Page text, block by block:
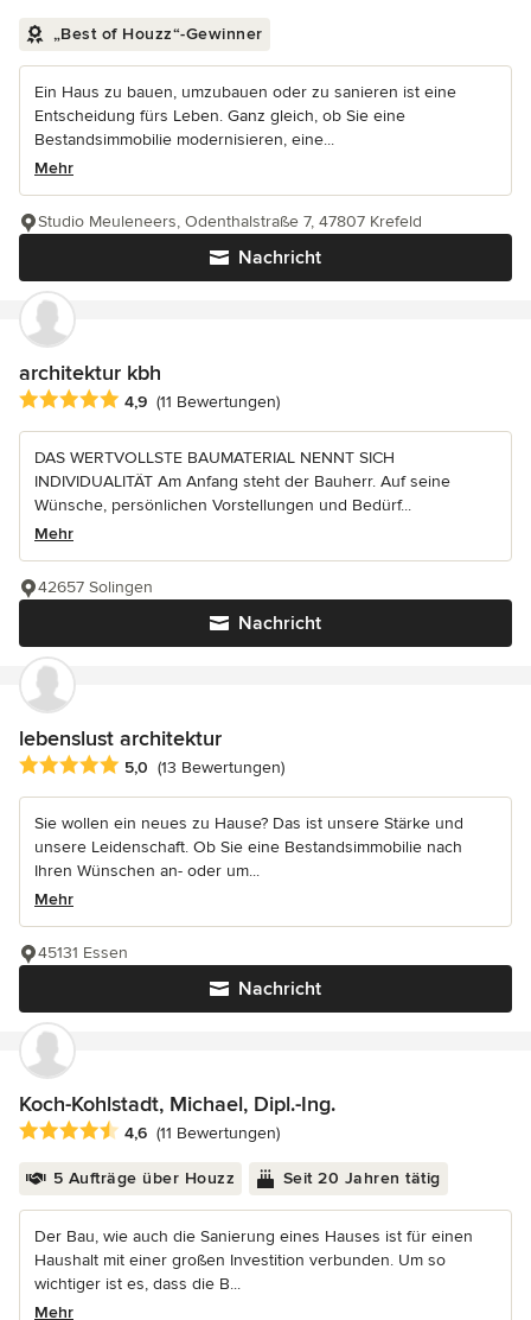
„Best of Houzz“-Gewinner
Ein Haus zu bauen, umzubauen oder zu sanieren ist eine
Entscheidung fürs Leben. Ganz gleich, ob Sie eine
Bestandsimmobilie modernisieren, eine...
Mehr
Nachricht
Studio Meuleneers, Odenthalstraße 7, 47807 Krefeld
architektur kbh
Durchschnittliche Bewertung: 4.9 von 5 Sternen
4,9 (11 Bewertungen)
DAS WERTVOLLSTE BAUMATERIAL NENNT SICH
INDIVIDUALITÄT Am Anfang steht der Bauherr. Auf seine
Wünsche, persönlichen Vorstellungen und Bedürf...
Mehr
Nachricht
42657 Solingen
lebenslust architektur
Durchschnittliche Bewertung: 5 von 5 Sternen
5,0 (13 Bewertungen)
Sie wollen ein neues zu Hause? Das ist unsere Stärke und
unsere Leidenschaft. Ob Sie eine Bestandsimmobilie nach
Ihren Wünschen an- oder um...
Mehr
Nachricht
45131 Essen
Koch-Kohlstadt, Michael, Dipl.-Ing.
Durchschnittliche Bewertung: 4.6 von 5 Sternen
4,6 (11 Bewertungen)
5 Aufträge über Houzz Seit 20 Jahren tätig
Der Bau, wie auch die Sanierung eines Hauses ist für einen
Haushalt mit einer großen Investition verbunden. Um so
wichtiger ist es, dass die B...
Mehr